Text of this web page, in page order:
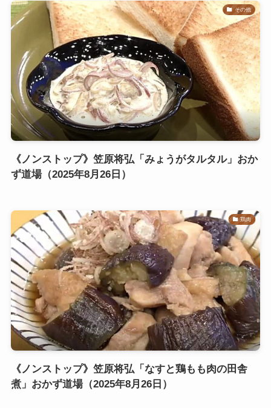
その他
《ノンストップ》笠原将弘「みょうがタルタル」おか
ず道場（2025年8月26日）
鶏肉
《ノンストップ》笠原将弘「なすと鶏もも肉の田舎
煮」おかず道場（2025年8月26日）